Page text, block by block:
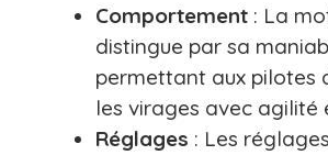
Comportement : La
distingue par sa
permettant aux pilotes
les virages avec agilité
Réglages : Les